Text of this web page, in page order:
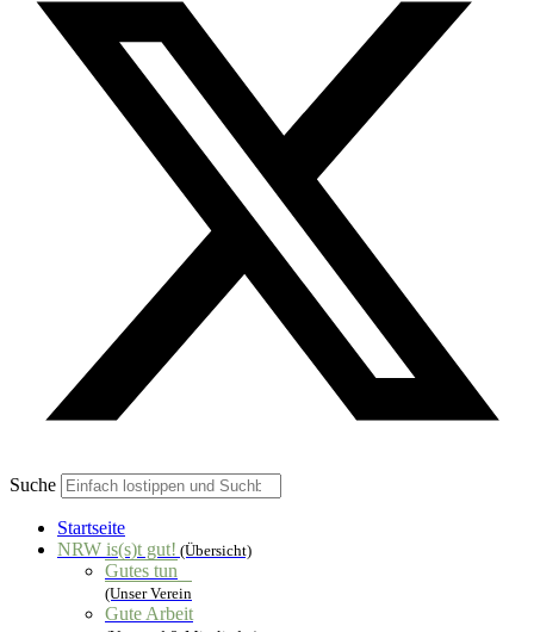
Suche
Startseite
NRW is(s)t gut! (Übersicht)
Gutes tun
(Unser Verein
Gute Arbeit